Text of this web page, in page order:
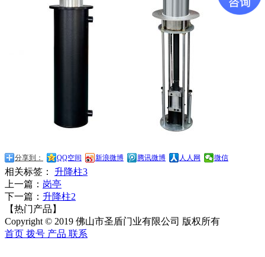
分享到： QQ空间 新浪微博 腾讯微博 人人网 微信
相关标签：
升降柱3
上一篇： 岗亭
下一篇： 升降柱2
【热门产品】
Copyright © 2019 佛山市圣盾门业有限公司 版权所有
首页 拨号 产品 联系